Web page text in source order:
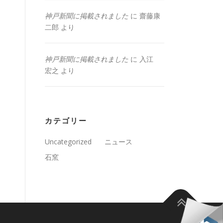
神戸新聞に掲載されました に 齋藤康
二郎 より
神戸新聞に掲載されました に 入江
宏之 より
カテゴリー
Uncategorized
ニュース
石窯